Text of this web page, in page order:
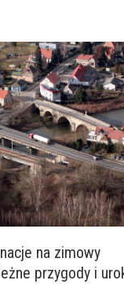
na zimowy
przygody i